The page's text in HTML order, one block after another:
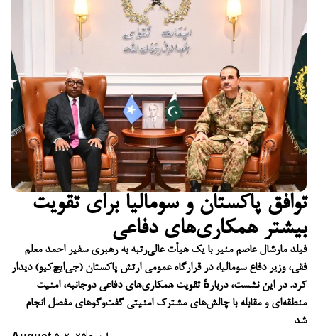
توافق پاکستان و سومالیا برای تقویت
بیشتر همکاری‌های دفاعی
فیلد مارشال عاصم منیر با یک هیأت عالی‌رتبه به رهبری سفیر احمد معلم
فقی، وزیر دفاع سومالیا، در قرارگاه عمومی ارتش پاکستان (جی‌ایچ‌کیو) دیدار
کرد. در این نشست، دربارهٔ تقویت همکاری‌های دفاعی دوجانبه، امنیت
منطقه‌ای و مقابله با چالش‌های مشترک امنیتی گفت‌وگوهای مفصل انجام
شد